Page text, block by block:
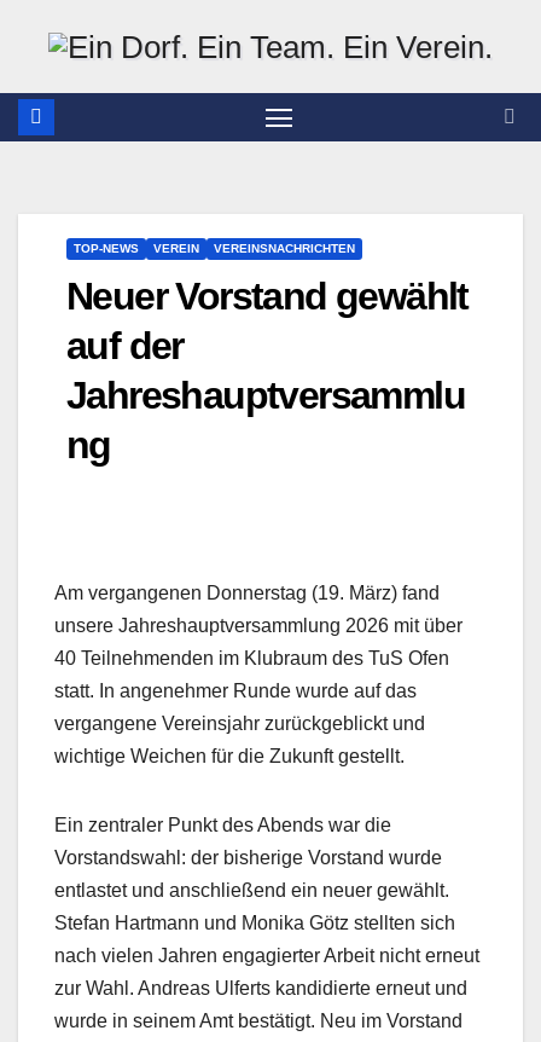
springen
TOP-NEWS VEREIN VEREINSNACHRICHTEN
Neuer Vorstand gewählt
auf der
Jahreshauptversammlu
ng
Am vergangenen Donnerstag (19. März) fand
unsere Jahreshauptversammlung 2026 mit über
40 Teilnehmenden im Klubraum des TuS Ofen
statt. In angenehmer Runde wurde auf das
vergangene Vereinsjahr zurückgeblickt und
wichtige Weichen für die Zukunft gestellt.
Ein zentraler Punkt des Abends war die
Vorstandswahl: der bisherige Vorstand wurde
entlastet und anschließend ein neuer gewählt.
Stefan Hartmann und Monika Götz stellten sich
nach vielen Jahren engagierter Arbeit nicht erneut
zur Wahl. Andreas Ulferts kandidierte erneut und
wurde in seinem Amt bestätigt. Neu im Vorstand